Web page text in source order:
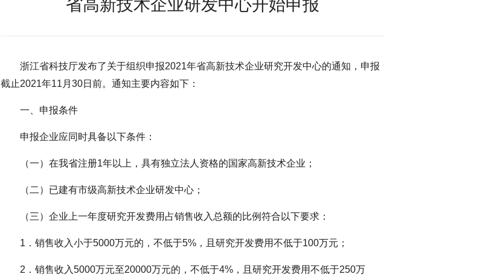
省高新技术企业研发中心开始申报
浙江省科技厅发布了关于组织申报2021年省高新技术企业研究开发中心的通知，申报
截止2021年11月30日前。通知主要内容如下：
一、申报条件
申报企业应同时具备以下条件：
（一）在我省注册1年以上，具有独立法人资格的国家高新技术企业；
（二）已建有市级高新技术企业研发中心；
（三）企业上一年度研究开发费用占销售收入总额的比例符合以下要求：
1．销售收入小于5000万元的，不低于5%，且研究开发费用不低于100万元；
2．销售收入5000万元至20000万元的，不低于4%，且研究开发费用不低于250万